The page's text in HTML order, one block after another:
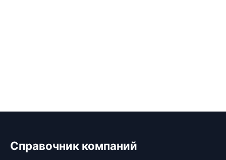
Справочник компаний